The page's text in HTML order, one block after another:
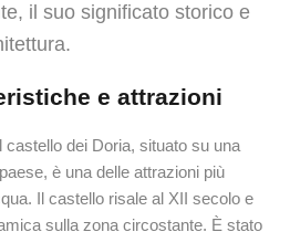
il suo significato storico e
e attrazioni
castello dei Doria, situato su una
è una delle attrazioni più
Il castello risale al XII secolo e
sulla zona circostante. È stato